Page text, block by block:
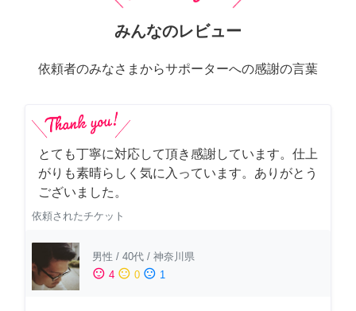
みんなのレビュー
依頼者のみなさまからサポーターへの感謝の言葉
とても丁寧に対応して頂き感謝しています。仕上
がりも素晴らしく気に入っています。ありがとう
ございました。
依頼されたチケット
男性 / 40代 / 神奈川県
sentiment_satisfied 4 sentiment_neutral 0 sentiment_dissatisfied 1